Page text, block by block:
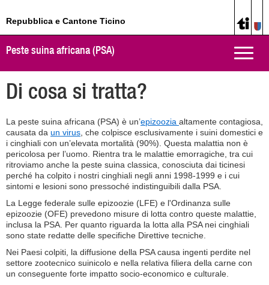
Repubblica e Cantone Ticino
Toggle
Peste suina africana (PSA)
Di cosa si tratta?
La peste suina africana (PSA) è un’epizoozia altamente contagiosa,
causata da un virus , che colpisce esclusivamente i suini domestici e
i cinghiali con un’elevata mortalità (90%). Questa malattia non è
pericolosa per l’uomo. Rientra tra le malattie emorragiche, tra cui
ritroviamo anche la peste suina classica, conosciuta dai ticinesi
perché ha colpito i nostri cinghiali negli anni 1998-1999 e i cui
sintomi e lesioni sono pressoché indistinguibili dalla PSA.
La Legge federale sulle epizoozie (LFE) e l'Ordinanza sulle
epizoozie (OFE) prevedono misure di lotta contro queste malattie,
inclusa la PSA. Per quanto riguarda la lotta alla PSA nei cinghiali
sono state redatte delle specifiche Direttive tecniche.
Nei Paesi colpiti, la diffusione della PSA causa ingenti perdite nel
settore zootecnico suinicolo e nella relativa filiera della carne con
un conseguente forte impatto socio-economico e culturale.